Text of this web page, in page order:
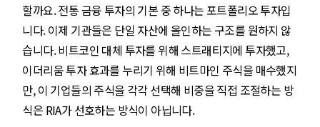
할까요. 전통 금융 투자의 기본 중 하나는 포트폴리오 투자입
니다. 이제 기관들은 단일 자산에 올인하는 구조를 원하지 않
습니다. 비트코인 대체 투자를 위해 스트래티지에 투자했고,
이더리움 투자 효과를 누리기 위해 비트마인 주식을 매수했지
만, 이 기업들의 주식을 각각 선택해 비중을 직접 조절하는 방
식은 RIA가 선호하는 방식이 아닙니다.